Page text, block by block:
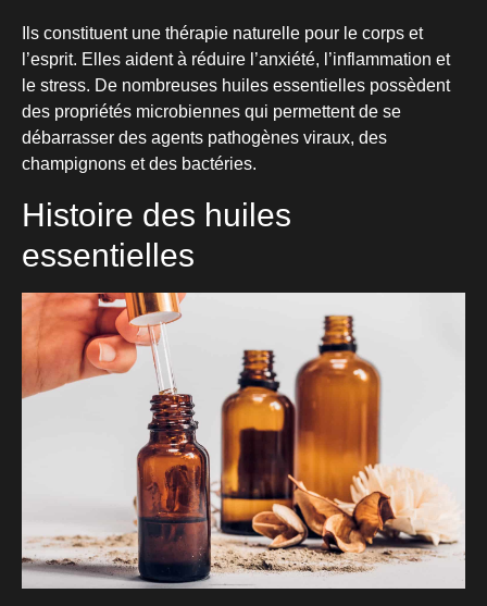
Ils constituent une thérapie naturelle pour le corps et
l’esprit. Elles aident à réduire l’anxiété, l’inflammation et
le stress. De nombreuses huiles essentielles possèdent
des propriétés microbiennes qui permettent de se
débarrasser des agents pathogènes viraux, des
champignons et des bactéries.
Histoire des huiles
essentielles